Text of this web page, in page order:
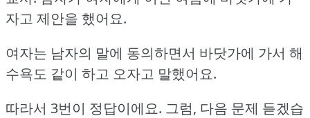
자고 제안을 했어요.
여자는 남자의 말에 동의하면서 바닷가에 가서 해
수욕도 같이 하고 오자고 말했어요.
따라서 3번이 정답이에요. 그럼, 다음 문제 듣겠습